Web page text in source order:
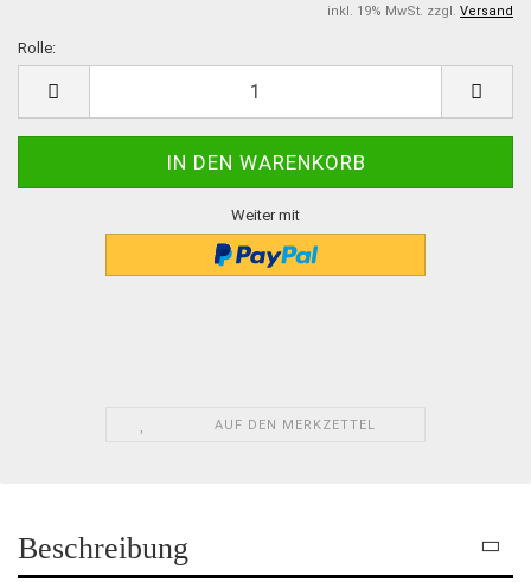
inkl. 19% MwSt. zzgl. Versand
Rolle:
Weiter mit
AUF DEN MERKZETTEL
Beschreibung